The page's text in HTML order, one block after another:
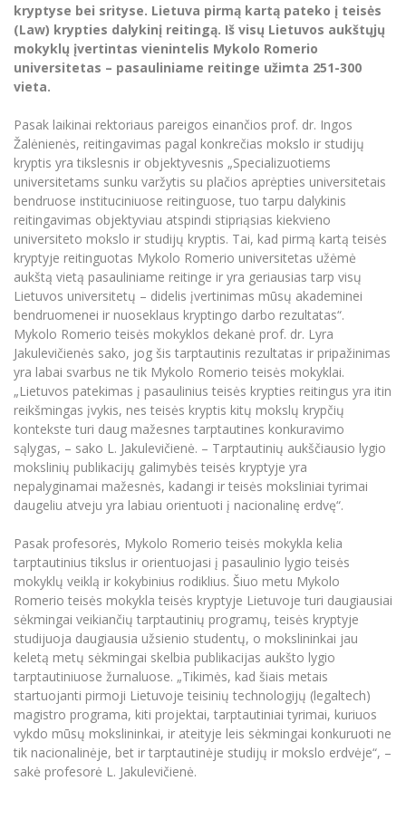
Universiteto teatras
MRU pop vokalinis ansamblis (vadovas Artūras
Novikas)
Neformaliuoju ir (ar) savišvietos būdu įgytų
kompetencijų vertinimas ir pripažinimas
Studijų organizavimas
Erasmus+ mobilumas praktikoms (SMP)
Kitos galimybės
Partnerystės
Azijos centras
Frankofoniškų šalių studijų centras
Emocinė gerovė
Mokslo laboratorijos
Žmogaus, aplinkos ir technologijų (HET)
Projektai
Akademinė leidyba
Mokymų LAB
Mokslo naujienos
Kasmetiniai mokslo renginiai
Veiklos dokumentai
Akademinė etika
Universiteto simbolika
Atributika
Naujienos
Tarptautiškumas
Studentams
Studentams
Darbuotojams
Partnerystės
Azijos centras
Vilniaus Karaliaus Sedžiongo institutas
Frankofoniškų šalių studijų centras
Darbuotojams
Partnerystės
Azijos centras
Vilniaus Karaliaus Sedžiongo institutas
Frankofoniškų šalių studijų centras
Darnus vystymasis
Privatumo politika
Negalia ir individualieji poreikiai
Viešai skelbiama informacija
Parama Ukrainai
Civilinė sauga
Korupcijos prevencija
Sūduvos akademija
Tinklalaidės
Bakalauro studijos
Švietimo ir kultūros vadovų MPA
Teisės LL.M.
Papildomosios studijos
Pedagogų rengimas
Doktorantūros studijos
Profesinės bakalauro studijos
Personalo valdymo centras
Privačių interesų deklaravimas
Informacija naujiems darbuotojams
Studijų Moodle (studijų vykdymui)
Darbuotojų Moodle (kompetencijų tobulinimui)
Studijų tvarkaraštis
Informacinė sistema "Studijos"
Darbuotojų elektroninis paštas
Daugiafaktorinė autentifikacija universiteto
darbuotojams (MFA)
Mokslininkų profiliai "CRIS"
Bendruomenės gerovė
Darbuotojų kvalifikacijos kėlimas
MRU norminių teisės aktų duomenų bazė
Intranetas
eDVS
Microsoft Office 365
MRU mobilios programėlės
Pagalbos sistema
Profesinė sąjunga
Kontaktų paieška
kryptyse bei srityse. Lietuva pirmą kartą pateko į teisės
(Law) krypties dalykinį reitingą. Iš visų Lietuvos aukštųjų
mokyklų įvertintas vienintelis Mykolo Romerio
universitetas – pasauliniame reitinge užimta 251-300
vieta.
Pasak laikinai rektoriaus pareigos einančios prof. dr. Ingos
Žalėnienės, reitingavimas pagal konkrečias mokslo ir studijų
kryptis yra tikslesnis ir objektyvesnis „Specializuotiems
universitetams sunku varžytis su plačios aprėpties universitetais
bendruose instituciniuose reitinguose, tuo tarpu dalykinis
reitingavimas objektyviau atspindi stipriąsias kiekvieno
universiteto mokslo ir studijų kryptis. Tai, kad pirmą kartą teisės
kryptyje reitinguotas Mykolo Romerio universitetas užėmė
aukštą vietą pasauliniame reitinge ir yra geriausias tarp visų
Lietuvos universitetų – didelis įvertinimas mūsų akademinei
bendruomenei ir nuoseklaus kryptingo darbo rezultatas“.
Mykolo Romerio teisės mokyklos dekanė prof. dr. Lyra
Jakulevičienės sako, jog šis tarptautinis rezultatas ir pripažinimas
yra labai svarbus ne tik Mykolo Romerio teisės mokyklai.
„Lietuvos patekimas į pasaulinius teisės krypties reitingus yra itin
reikšmingas įvykis, nes teisės kryptis kitų mokslų krypčių
kontekste turi daug mažesnes tarptautines konkuravimo
sąlygas, – sako L. Jakulevičienė. – Tarptautinių aukščiausio lygio
mokslinių publikacijų galimybės teisės kryptyje yra
nepalyginamai mažesnės, kadangi ir teisės moksliniai tyrimai
daugeliu atveju yra labiau orientuoti į nacionalinę erdvę“.
Pasak profesorės, Mykolo Romerio teisės mokykla kelia
tarptautinius tikslus ir orientuojasi į pasaulinio lygio teisės
mokyklų veiklą ir kokybinius rodiklius. Šiuo metu Mykolo
Romerio teisės mokykla teisės kryptyje Lietuvoje turi daugiausiai
sėkmingai veikiančių tarptautinių programų, teisės kryptyje
studijuoja daugiausia užsienio studentų, o mokslininkai jau
keletą metų sėkmingai skelbia publikacijas aukšto lygio
tarptautiniuose žurnaluose. „Tikimės, kad šiais metais
startuojanti pirmoji Lietuvoje teisinių technologijų (legaltech)
magistro programa, kiti projektai, tarptautiniai tyrimai, kuriuos
vykdo mūsų mokslininkai, ir ateityje leis sėkmingai konkuruoti ne
tik nacionalinėje, bet ir tarptautinėje studijų ir mokslo erdvėje“, –
sakė profesorė L. Jakulevičienė.